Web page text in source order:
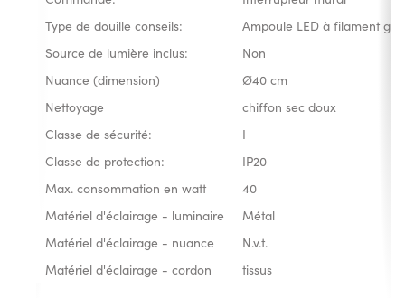
Type de douille conseils:
Ampoule LED à filament
Source de lumière inclus:
Non
Nuance (dimension)
Ø40 cm
Nettoyage
chiffon sec doux
Classe de sécurité:
I
Classe de protection:
IP20
Max. consommation en watt
40
Matériel d'éclairage - luminaire
Métal
Matériel d'éclairage - nuance
N.v.t.
Matériel d'éclairage - cordon
tissus